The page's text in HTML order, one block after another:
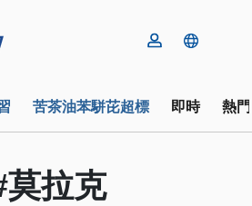
苦茶油苯駢芘超標 即時 熱
莫拉克